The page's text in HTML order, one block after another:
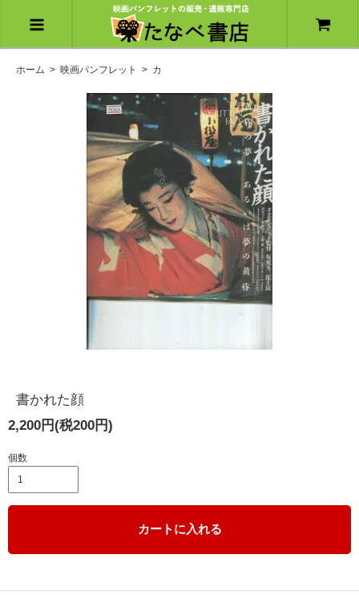
ホーム > 映画パンフレット > カ
書かれた顔
2,200円(税200円)
個数
カートに入れる